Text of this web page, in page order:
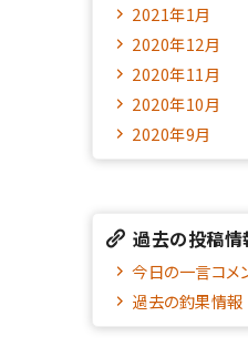
2021年1月
2020年12月
2020年11月
2020年10月
2020年9月
過去の投稿情
今日の一言コメ
過去の釣果情報